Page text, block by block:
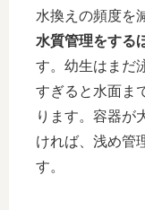
水換えの頻度を
水質管理をする
す。幼生はまだ
すぎると水面ま
ります。容器が
ければ、浅め管
す。